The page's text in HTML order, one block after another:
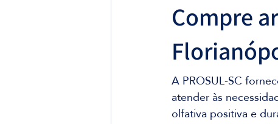
Compre
A PROSUL-SC
atender às
olfativa positiva e